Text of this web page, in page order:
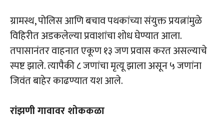
ग्रामस्थ, पोलिस आणि बचाव पथकांच्या संयुक्त प्रयत्नांमुळे
विहिरीत अडकलेल्या प्रवाशांचा शोध घेण्यात आला.
तपासानंतर वाहनात एकूण १३ जण प्रवास करत असल्याचे
स्पष्ट झाले. त्यापैकी ८ जणांचा मृत्यू झाला असून ५ जणांना
जिवंत बाहेर काढण्यात यश आले.
रांझणी गावावर शोककळा